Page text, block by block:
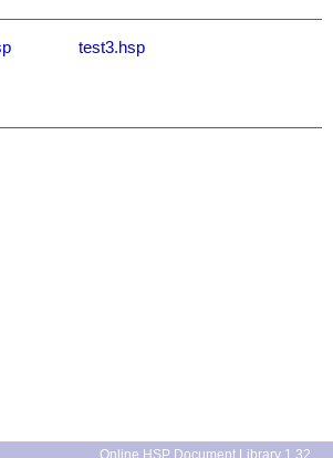
test3.hsp
Online HSP Document Library 1.32